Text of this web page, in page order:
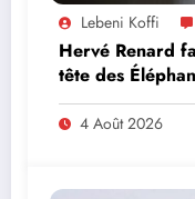
Lebeni Koffi
Hervé Renard
tête des
4 Août 2026